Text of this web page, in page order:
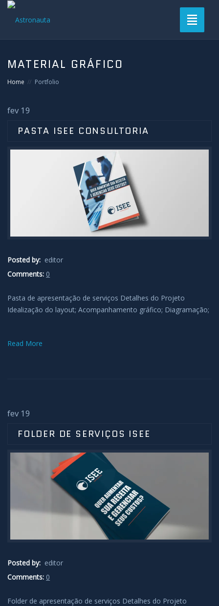
Toggle
Sobre nós
Contato
MATERIAL GRÁFICO
Home Portfolio
fev 19
PASTA ISEE CONSULTORIA
Posted by: editor
Comments: 0
Pasta de apresentação de serviços Detalhes do Projeto
Idealização do layout; Acompanhamento gráfico; Diagramação;
Read More
fev 19
FOLDER DE SERVIÇOS ISEE
Posted by: editor
Comments: 0
Folder de apresentação de serviços Detalhes do Projeto